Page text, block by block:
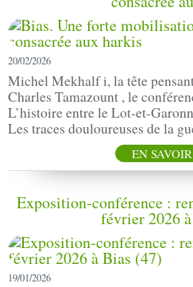
20/02/2026
Michel Mekhalf i, la tête
Charles Tamazount , le
L’histoire entre le Lot-et-
Les traces douloureuses de la
EN
Exposition‑conférence :
février 2026
19/01/2026